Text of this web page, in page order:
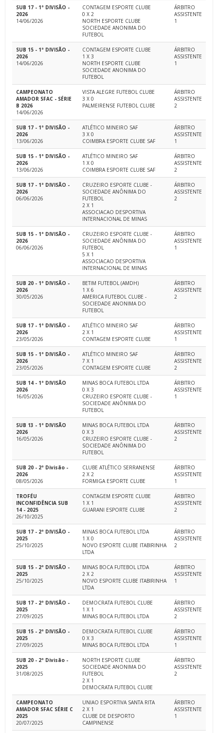
SUB 17 - 1ª DIVISÃO -
2026
14/06/2026
CONTAGEM ESPORTE CLUBE
0 X 2
NORTH ESPORTE CLUBE
SOCIEDADE ANONIMA DO
FUTEBOL
ÁRBITRO
ASSISTENTE
1
SUB 15 - 1ª DIVISÃO -
2026
14/06/2026
CONTAGEM ESPORTE CLUBE
1 X 3
NORTH ESPORTE CLUBE
SOCIEDADE ANONIMA DO
FUTEBOL
ÁRBITRO
ASSISTENTE
1
CAMPEONATO
AMADOR SFAC - SÉRIE
B 2026
14/06/2026
VISTA ALEGRE FUTEBOL CLUBE
3 X 0
PALMEIRENSE FUTEBOL CLUBE
ÁRBITRO
ASSISTENTE
2
SUB 17 - 1ª DIVISÃO -
2026
13/06/2026
ATLÉTICO MINEIRO SAF
3 X 0
COIMBRA ESPORTE CLUBE SAF
ÁRBITRO
ASSISTENTE
1
SUB 15 - 1ª DIVISÃO -
2026
13/06/2026
ATLÉTICO MINEIRO SAF
1 X 0
COIMBRA ESPORTE CLUBE SAF
ÁRBITRO
ASSISTENTE
2
SUB 17 - 1ª DIVISÃO -
2026
06/06/2026
CRUZEIRO ESPORTE CLUBE -
SOCIEDADE ANÔNIMA DO
FUTEBOL
2 X 1
ASSOCIACAO DESPORTIVA
INTERNACIONAL DE MINAS
ÁRBITRO
ASSISTENTE
2
SUB 15 - 1ª DIVISÃO -
2026
06/06/2026
CRUZEIRO ESPORTE CLUBE -
SOCIEDADE ANÔNIMA DO
FUTEBOL
5 X 1
ASSOCIACAO DESPORTIVA
INTERNACIONAL DE MINAS
ÁRBITRO
ASSISTENTE
1
SUB 20 - 1ª DIVISÃO -
2026
30/05/2026
BETIM FUTEBOL (AMDH)
1 X 6
AMERICA FUTEBOL CLUBE -
SOCIEDADE ANONIMA DO
FUTEBOL
ÁRBITRO
ASSISTENTE
2
SUB 17 - 1ª DIVISÃO -
2026
23/05/2026
ATLÉTICO MINEIRO SAF
2 X 1
CONTAGEM ESPORTE CLUBE
ÁRBITRO
ASSISTENTE
1
SUB 15 - 1ª DIVISÃO -
2026
23/05/2026
ATLÉTICO MINEIRO SAF
7 X 1
CONTAGEM ESPORTE CLUBE
ÁRBITRO
ASSISTENTE
2
SUB 14 - 1ª DIVISÃO
2026
16/05/2026
MINAS BOCA FUTEBOL LTDA
0 X 3
CRUZEIRO ESPORTE CLUBE -
SOCIEDADE ANÔNIMA DO
FUTEBOL
ÁRBITRO
ASSISTENTE
1
SUB 13 - 1ª DIVISÃO
2026
16/05/2026
MINAS BOCA FUTEBOL LTDA
0 X 3
CRUZEIRO ESPORTE CLUBE -
SOCIEDADE ANÔNIMA DO
FUTEBOL
ÁRBITRO
ASSISTENTE
2
SUB 20 - 2ª Divisão -
2026
08/05/2026
CLUBE ATLÉTICO SERRANENSE
2 X 2
FORMIGA ESPORTE CLUBE
ÁRBITRO
ASSISTENTE
1
TROFÉU
INCONFIDÊNCIA SUB
14 - 2025
26/10/2025
CONTAGEM ESPORTE CLUBE
1 X 1
GUARANI ESPORTE CLUBE
ÁRBITRO
ASSISTENTE
2
SUB 17 - 2ª DIVISÃO -
2025
25/10/2025
MINAS BOCA FUTEBOL LTDA
1 X 0
NOVO ESPORTE CLUBE ITABIRINHA
LTDA
ÁRBITRO
ASSISTENTE
2
SUB 15 - 2ª DIVISÃO -
2025
25/10/2025
MINAS BOCA FUTEBOL LTDA
2 X 2
NOVO ESPORTE CLUBE ITABIRINHA
LTDA
ÁRBITRO
ASSISTENTE
1
SUB 17 - 2ª DIVISÃO -
2025
27/09/2025
DEMOCRATA FUTEBOL CLUBE
1 X 1
MINAS BOCA FUTEBOL LTDA
ÁRBITRO
ASSISTENTE
2
SUB 15 - 2ª DIVISÃO -
2025
27/09/2025
DEMOCRATA FUTEBOL CLUBE
0 X 3
MINAS BOCA FUTEBOL LTDA
ÁRBITRO
ASSISTENTE
1
SUB 20 - 2ª Divisão -
2025
31/08/2025
NORTH ESPORTE CLUBE
SOCIEDADE ANONIMA DO
FUTEBOL
2 X 1
DEMOCRATA FUTEBOL CLUBE
ÁRBITRO
ASSISTENTE
2
CAMPEONATO
AMADOR SFAC SÉRIE C
2025
20/07/2025
UNIAO ESPORTIVA SANTA RITA
2 X 1
CLUBE DE DESPORTO
CAMPINENSE
ÁRBITRO
ASSISTENTE
1